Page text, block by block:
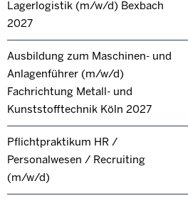
Lagerlogistik (m/w/d) Bexbach
2027
Ausbildung zum Maschinen- und
Anlagenführer (m/w/d)
Fachrichtung Metall- und
Kunststofftechnik Köln 2027
Pflichtpraktikum HR /
Personalwesen / Recruiting
(m/w/d)